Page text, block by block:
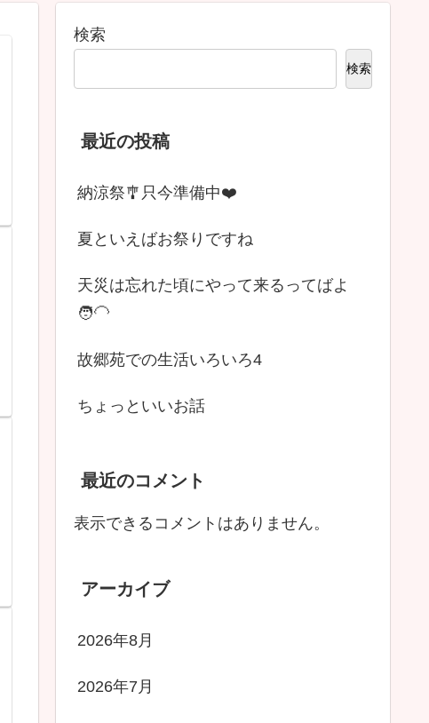
検索
検索
最近の投稿
納涼祭🎐只今準備中❤️
夏といえばお祭りですね
天災は忘れた頃にやって来るってばよ
🧑‍🦲
故郷苑での生活いろいろ4
ちょっといいお話
最近のコメント
表示できるコメントはありません。
アーカイブ
2026年8月
2026年7月